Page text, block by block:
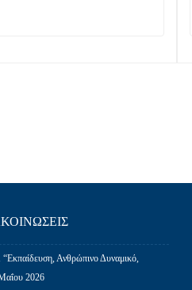
Ανθρώπινο Δυναμικό,
2026